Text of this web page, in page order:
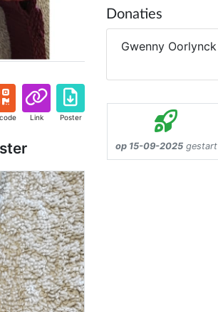
Link Poster
Donaties
Gwenny Oorlynck
op 15-09-2025gestart